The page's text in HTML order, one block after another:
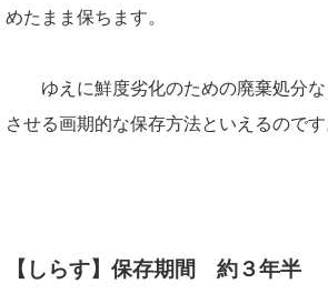
めたまま保ちます。
ゆえに鮮度劣化のための廃棄処分な
させる画期的な保存方法といえるのです
【しらす】保存期間 約３年半